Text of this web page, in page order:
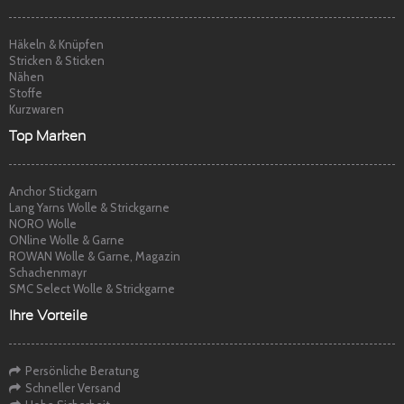
Häkeln & Knüpfen
Stricken & Sticken
Nähen
Stoffe
Kurzwaren
Top Marken
Anchor Stickgarn
Lang Yarns Wolle & Strickgarne
NORO Wolle
ONline Wolle & Garne
ROWAN Wolle & Garne, Magazin
Schachenmayr
SMC Select Wolle & Strickgarne
Ihre Vorteile
Persönliche Beratung
Schneller Versand